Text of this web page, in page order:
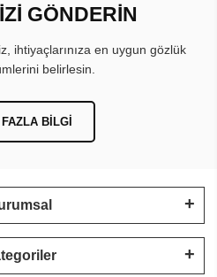
GÖNDERİN
ihtiyaçlarınıza en uygun gözlük
belirlesin.
BILGI